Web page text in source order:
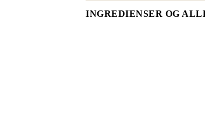
INGREDIENSER OG